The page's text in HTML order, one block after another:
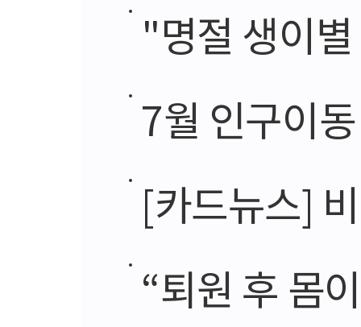
"명절 생이별
7월 인구이동
[카드뉴스]
“퇴원 후 몸이 불